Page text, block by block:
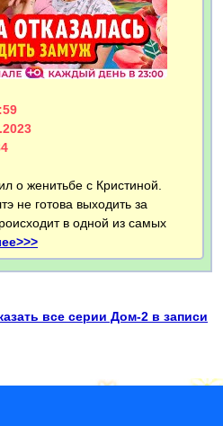
о женитьбе с Кристиной.
не готова выходить за
в одной из самых
все серии Дом-2 в записи